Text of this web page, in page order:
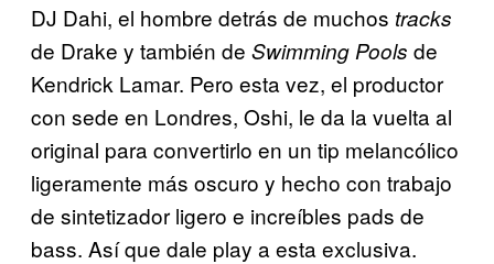
DJ Dahi, el hombre detrás de muchos tracks
de Drake y también de Swimming Pools de
Kendrick Lamar. Pero esta vez, el productor
con sede en Londres, Oshi, le da la vuelta al
original para convertirlo en un tip melancólico
ligeramente más oscuro y hecho con trabajo
de sintetizador ligero e increíbles pads de
bass. Así que dale play a esta exclusiva.